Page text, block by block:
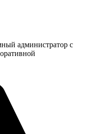
администратор с